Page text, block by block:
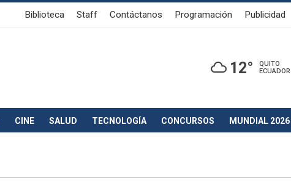
Biblioteca Staff Contáctanos Programación Publicidad
12°
QUITO
ECUADOR
CINE SALUD TECNOLOGÍA CONCURSOS MUNDIAL 2026